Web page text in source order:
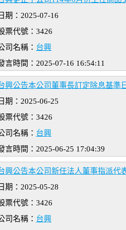
期：2025-07-16
票代號：3426
司名稱： 台興
言時間：2025-07-16 16:54:11
興公告本公司董事長訂定除息基準
期：2025-06-25
票代號：3426
司名稱： 台興
言時間：2025-06-25 17:04:39
興公告本公司新任法人董事指派代
期：2025-05-28
票代號：3426
司名稱： 台興